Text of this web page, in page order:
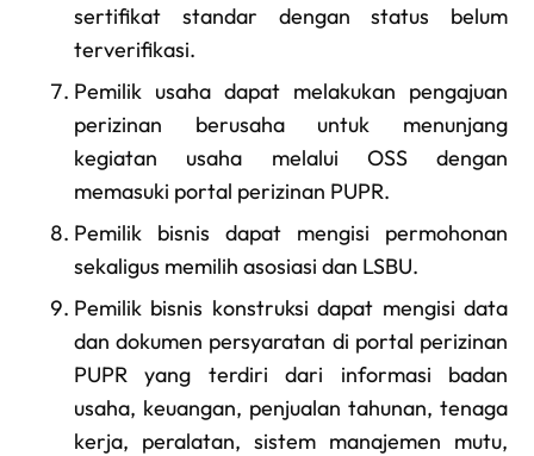
sertifikat standar dengan status belum
terverifikasi.
Pemilik usaha dapat melakukan pengajuan
perizinan berusaha untuk menunjang
kegiatan usaha melalui OSS dengan
memasuki portal perizinan PUPR.
Pemilik bisnis dapat mengisi permohonan
sekaligus memilih asosiasi dan LSBU.
Pemilik bisnis konstruksi dapat mengisi data
dan dokumen persyaratan di portal perizinan
PUPR yang terdiri dari informasi badan
usaha, keuangan, penjualan tahunan, tenaga
kerja, peralatan, sistem manajemen mutu,